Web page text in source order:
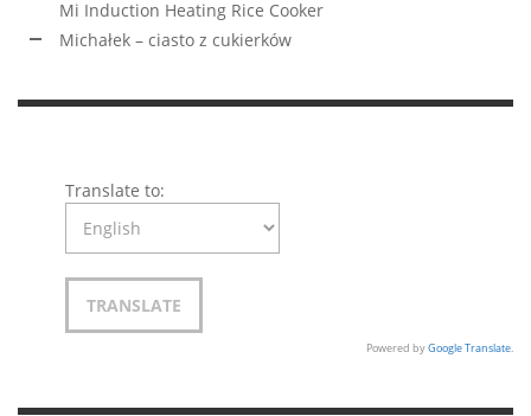
Mi Induction Heating Rice Cooker
Michałek – ciasto z cukierków
Translate to:
Powered byGoogle Translate.